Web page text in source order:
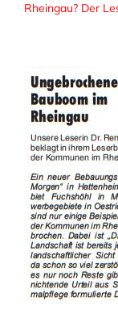
Rheingau? Der